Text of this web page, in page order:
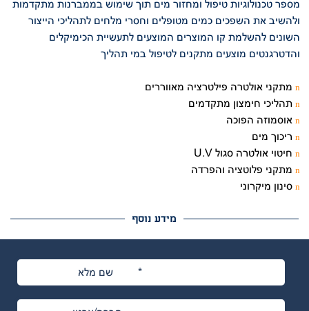
מספר טכנולוגיות טיפול ומחזור מים תוך שימוש בממברנות מתקדמות
ולהשיב את השפכים כמים מטופלים וחסרי מלחים לתהליכי הייצור
השונים להשלמת קו המוצרים המוצעים לתעשיית הכימיקלים
והדטרגנטים מוצעים מתקנים לטיפול במי תהליך
n
תהליכי חימצון מתקדמים n
אוסמוזה הפוכה n
ריכוך מים n
U.V חיטוי אולטרה סגול n
מתקני פלוטציה והפרדה n
סינון מיקרוני n
מידע נוסף